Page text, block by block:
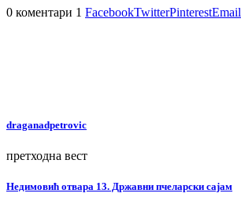
0 коментари 1 FacebookTwitterPinterestEmail
draganadpetrovic
претходна вест
Недимовић отвара 13. Државни пчеларски сајам